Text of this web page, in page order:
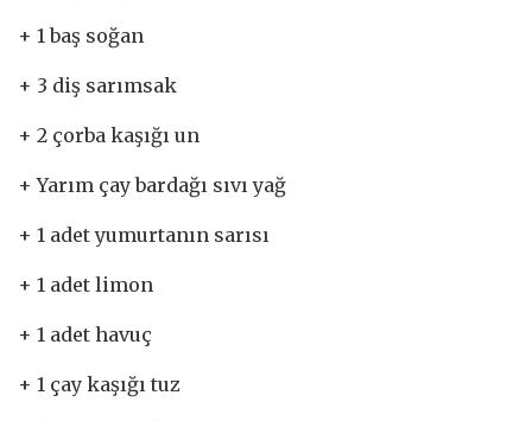
+ 1 baş soğan
+ 3 diş sarımsak
+ 2 çorba kaşığı un
+ Yarım çay bardağı sıvı yağ
+ 1 adet yumurtanın sarısı
+ 1 adet limon
+ 1 adet havuç
+ 1 çay kaşığı tuz